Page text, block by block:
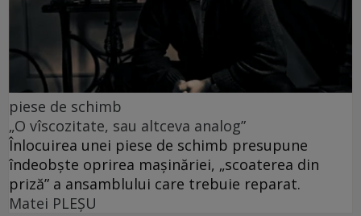
piese de schimb
„O vîscozitate, sau altceva analog”
Înlocuirea unei piese de schimb presupune
îndeobște oprirea mașinăriei, „scoaterea din
priză” a ansamblului care trebuie reparat.
Matei PLEŞU